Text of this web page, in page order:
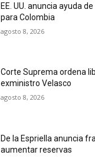
EE. UU. anuncia ayuda
para Colombia
agosto 8, 2026
Corte Suprema ordena
exministro Velasco
agosto 8, 2026
De la Espriella anuncia
aumentar reservas